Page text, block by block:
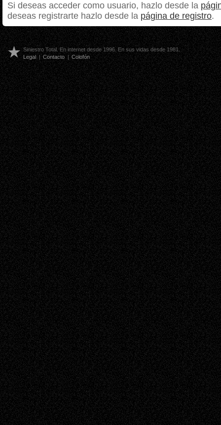
Si deseas acceder como usuario, hazlo desde la
deseas registrarte hazlo desde la página de registro.
Siniestro Total. En internet desde 1996. En sus vidas desde 1981.
Legal | Contacto | Colofón